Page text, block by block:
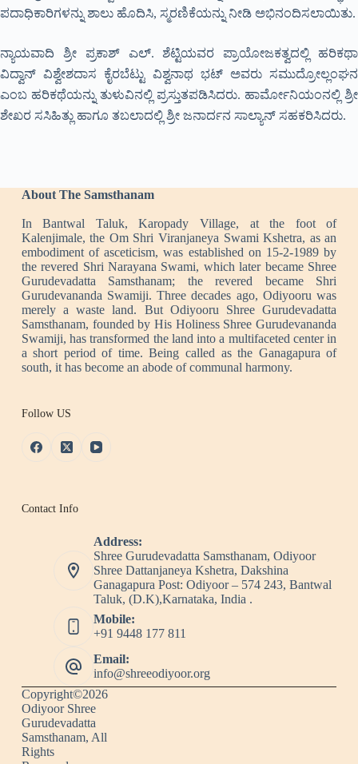
ಪದಾಧಿಕಾರಿಗಳನ್ನು ಶಾಲು ಹೊದಿಸಿ, ಸ್ಮರಣಿಕೆಯನ್ನು ನೀಡಿ ಅಭಿನಂದಿಸಲಾಯಿತು.
ನ್ಯಾಯವಾದಿ ಶ್ರೀ ಪ್ರಕಾಶ್ ಎಲ್. ಶೆಟ್ಟಿಯವರ ಪ್ರಾಯೋಜಕತ್ವದಲ್ಲಿ ಹರಿಕಥಾ
ವಿದ್ವಾನ್ ವಿಶ್ವೇಶದಾಸ ಕೈರಬೆಟ್ಟು ವಿಶ್ವನಾಥ ಭಟ್ ಅವರು ಸಮುದ್ರೋಲ್ಲಂಘನ
ಎಂಬ ಹರಿಕಥೆಯನ್ನು ತುಳುವಿನಲ್ಲಿ ಪ್ರಸ್ತುತಪಡಿಸಿದರು. ಹಾರ್ಮೋನಿಯಂನಲ್ಲಿ ಶ್ರೀ
ಶೇಖರ ಸಸಿಹಿತ್ಲು ಹಾಗೂ ತಬಲಾದಲ್ಲಿ ಶ್ರೀ ಜನಾರ್ದನ ಸಾಲ್ಯಾನ್ ಸಹಕರಿಸಿದರು.
About The Samsthanam
In Bantwal Taluk, Karopady Village, at the foot of
Kalenjimale, the Om Shri Viranjaneya Swami Kshetra, as an
embodiment of asceticism, was established on 15-2-1989 by
the revered Shri Narayana Swami, which later became Shree
Gurudevadatta Samsthanam; the revered became Shri
Gurudevananda Swamiji. Three decades ago, Odiyooru was
merely a waste land. But Odiyooru Shree Gurudevadatta
Samsthanam, founded by His Holiness Shree Gurudevananda
Swamiji, has transformed the land into a multifaceted center in
a short period of time. Being called as the Ganagapura of
south, it has become an abode of communal harmony.
Follow US
Contact Info
Address:
Shree Gurudevadatta Samsthanam, Odiyoor
Shree Dattanjaneya Kshetra, Dakshina
Ganagapura Post: Odiyoor – 574 243, Bantwal
Taluk, (D.K),Karnataka, India .
Mobile:
+91 9448 177 811
Email:
info@shreeodiyoor.org
Copyright©2026
Odiyoor Shree
Gurudevadatta
Samsthanam, All
Rights